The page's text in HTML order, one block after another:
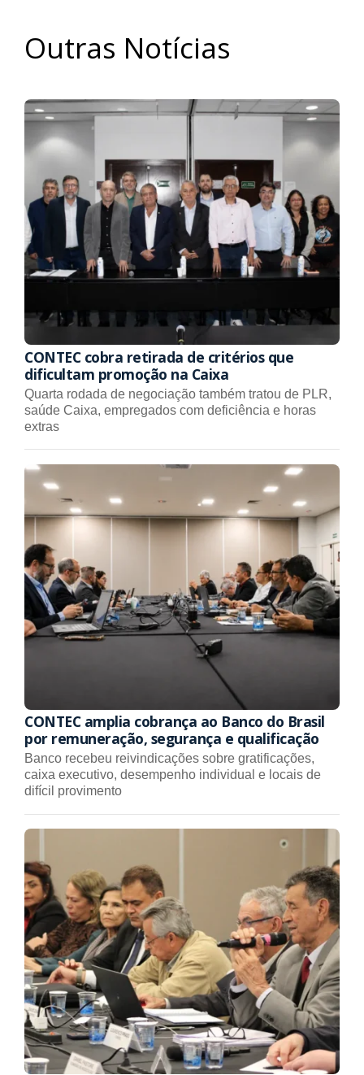
Outras Notícias
CONTEC cobra retirada de critérios que
dificultam promoção na Caixa
Quarta rodada de negociação também tratou de PLR,
saúde Caixa, empregados com deficiência e horas
extras
CONTEC amplia cobrança ao Banco do Brasil
por remuneração, segurança e qualificação
Banco recebeu reivindicações sobre gratificações,
caixa executivo, desempenho individual e locais de
difícil provimento